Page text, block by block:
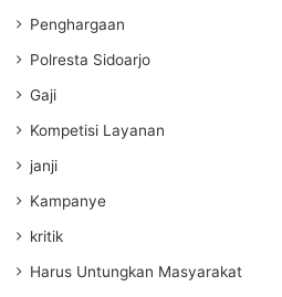
Penghargaan
Polresta Sidoarjo
Gaji
Kompetisi Layanan
janji
Kampanye
kritik
Harus Untungkan Masyarakat